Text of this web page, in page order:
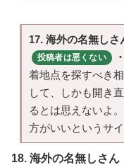
17. 海外の名無しさ
投稿者は悪くない
着地点を探すべき
して、しかも開き
るとは思えないよ
方がいいというサイ
18. 海外の名無しさん